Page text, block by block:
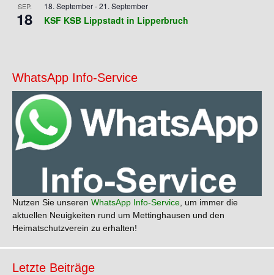
SEP.
18
18. September-21. September
KSF KSB Lippstadt in Lipperbruch
WhatsApp Info-Service
Nutzen Sie unseren WhatsApp Info-Service , um immer die
aktuellen Neuigkeiten rund um Mettinghausen und den
Heimatschutzverein zu erhalten!
Letzte Beiträge